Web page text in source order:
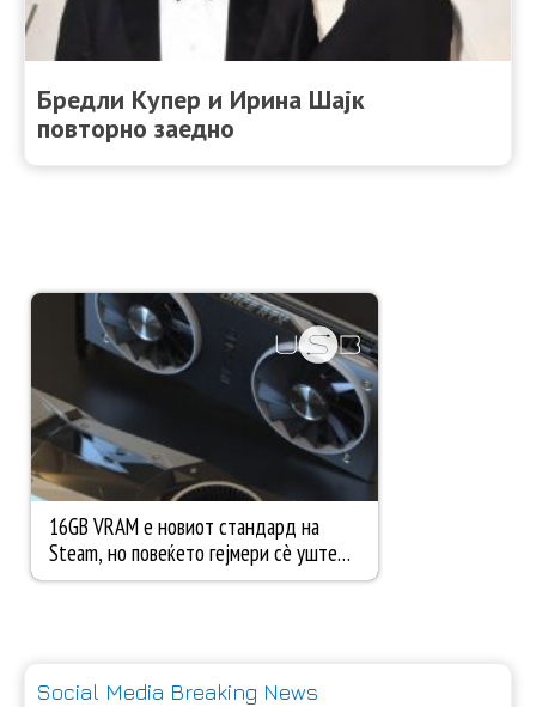
Бредли Купер и Ирина Шајк
повторно заедно
Social Media Breaking News